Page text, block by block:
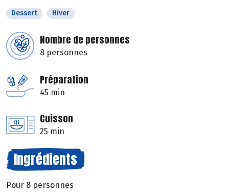
Dessert Hiver
Nombre de personnes
8 personnes
Préparation
45 min
Cuisson
25 min
Ingrédients
Pour 8 personnes